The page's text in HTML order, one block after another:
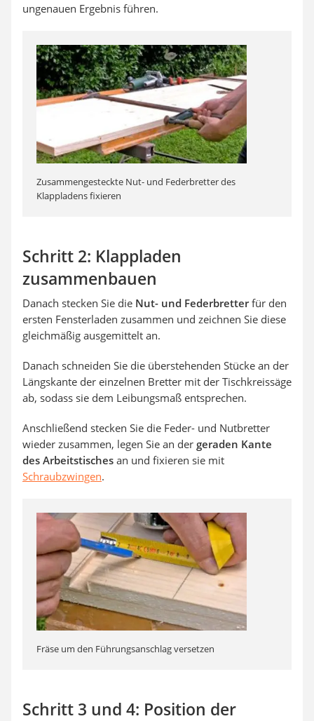
ungenauen Ergebnis führen.
Zusammengesteckte Nut- und Federbretter des
Klappladens fixieren
Schritt 2: Klappladen
zusammenbauen
Danach stecken Sie die Nut- und Federbretterfür den
ersten Fensterladen zusammen und zeichnen Sie diese
gleichmäßig ausgemittelt an.
Danach schneiden Sie die überstehenden Stücke an der
Längskante der einzelnen Bretter mit der Tischkreissäge
ab, sodass sie dem Leibungsmaß entsprechen.
Anschließend stecken Sie die Feder- und Nutbretter
wieder zusammen, legen Sie an der geraden Kante
des Arbeitstisches an und fixieren sie mit
Schraubzwingen.
Fräse um den Führungsanschlag versetzen
Schritt 3 und 4: Position der